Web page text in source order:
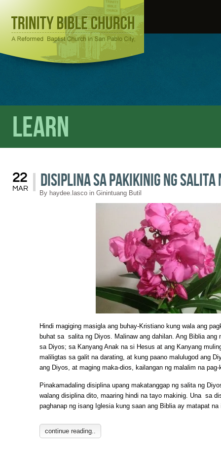
Learn
22
MAR Disiplina sa Pakikinig ng Salita
By haydee.lasco in Ginintuang Butil
Hindi magiging masigla ang buhay-Kristiano kung wala ang
buhat sa salita ng Diyos. Malinaw ang dahilan. Ang Biblia ang
sa Diyos; sa Kanyang Anak na si Hesus at ang Kanyang
maliligtas sa galit na darating, at kung paano malulugod ang
ang Diyos, at maging maka-dios, kailangan ng malalim na
Pinakamadaling disiplina upang makatanggap ng salita ng
walang disiplina dito, maaring hindi na tayo makinig. Una sa
paghanap ng isang Iglesia kung saan ang Biblia ay matapat
continue reading..